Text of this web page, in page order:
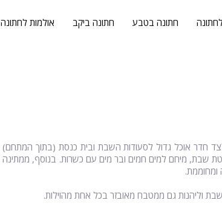
חתונה בטבע חתונה ביקב אולמות לחתונה
מרווחים ומאובזרים, וזאת לצד חדר אוכל גדול לסעודות השבת ובית כנסת (בתוך המתחם)
שבת, מיחם למים חמים ובר מים עם כשרות. בנוסף, ממתינה
ומחוממת.
וליהנות גם ממטבח מאובזר בכל אחת מהוילות.